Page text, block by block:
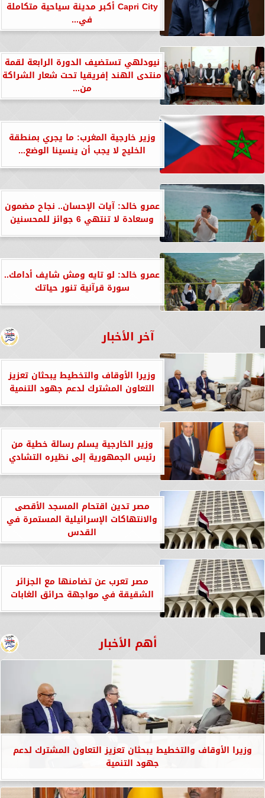
Capri City أكبر مدينة سياحية متكاملة
في...
نيودلهي تستضيف الدورة الرابعة لقمة
منتدى الهند إفريقيا تحت شعار الشراكة
من...
وزير خارجية المغرب: ما يجري بمنطقة
الخليج لا يجب أن ينسينا الوضع...
عمرو خالد: آيات الإحسان.. نجاح مضمون
وسعادة لا تنتهي 6 جوائز للمحسنين
عمرو خالد: لو تايه ومش شايف أدامك..
سورة قرآنية تنور حياتك
آخر الأخبار
وزيرا الأوقاف والتخطيط يبحثان تعزيز
التعاون المشترك لدعم جهود التنمية
وزير الخارجية يسلم رسالة خطية من
رئيس الجمهورية إلى نظيره التشادي
مصر تدين اقتحام المسجد الأقصى
والانتهاكات الإسرائيلية المستمرة في
القدس
مصر تعرب عن تضامنها مع الجزائر
الشقيقة في مواجهة حرائق الغابات
أهم الأخبار
وزيرا الأوقاف والتخطيط يبحثان تعزيز التعاون المشترك لدعم
جهود التنمية